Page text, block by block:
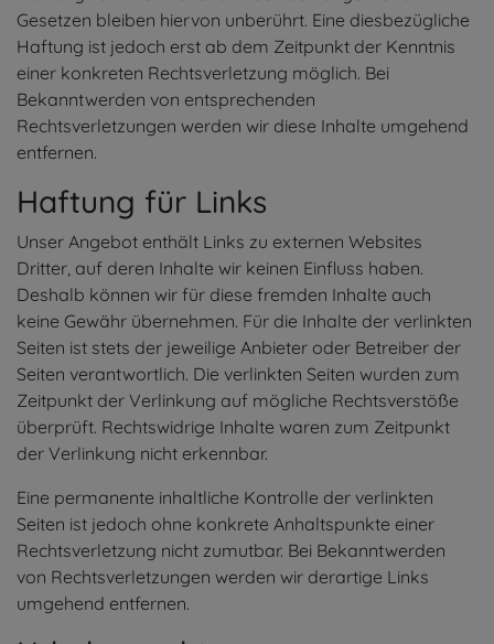
Gesetzen bleiben hiervon unberührt. Eine diesbezügliche
Haftung ist jedoch erst ab dem Zeitpunkt der Kenntnis
einer konkreten Rechtsverletzung möglich. Bei
Bekanntwerden von entsprechenden
Rechtsverletzungen werden wir diese Inhalte umgehend
entfernen.
Haftung für Links
Unser Angebot enthält Links zu externen Websites
Dritter, auf deren Inhalte wir keinen Einfluss haben.
Deshalb können wir für diese fremden Inhalte auch
keine Gewähr übernehmen. Für die Inhalte der verlinkten
Seiten ist stets der jeweilige Anbieter oder Betreiber der
Seiten verantwortlich. Die verlinkten Seiten wurden zum
Zeitpunkt der Verlinkung auf mögliche Rechtsverstöße
überprüft. Rechtswidrige Inhalte waren zum Zeitpunkt
der Verlinkung nicht erkennbar.
Eine permanente inhaltliche Kontrolle der verlinkten
Seiten ist jedoch ohne konkrete Anhaltspunkte einer
Rechtsverletzung nicht zumutbar. Bei Bekanntwerden
von Rechtsverletzungen werden wir derartige Links
umgehend entfernen.